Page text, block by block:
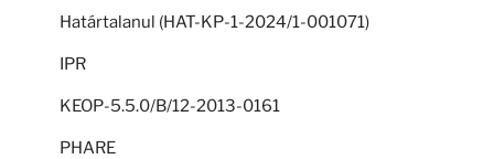
Határtalanul (HAT-KP-1-2024/1-001071)
IPR
KEOP-5.5.0/B/12-2013-0161
PHARE